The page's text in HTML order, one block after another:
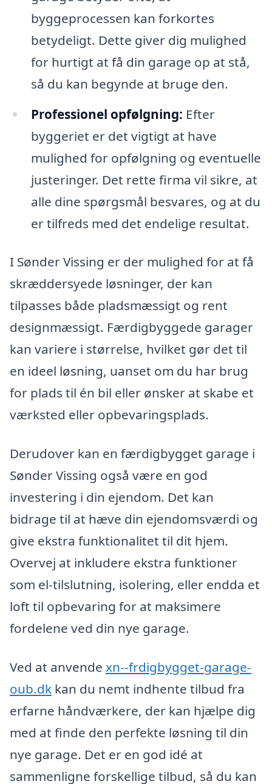
byggeprocessen kan forkortes
betydeligt. Dette giver dig mulighed
for hurtigt at få din garage op at stå,
så du kan begynde at bruge den.
Professionel opfølgning: Efter
byggeriet er det vigtigt at have
mulighed for opfølgning og eventuelle
justeringer. Det rette firma vil sikre, at
alle dine spørgsmål besvares, og at du
er tilfreds med det endelige resultat.
I Sønder Vissing er der mulighed for at få
skræddersyede løsninger, der kan
tilpasses både pladsmæssigt og rent
designmæssigt. Færdigbyggede garager
kan variere i størrelse, hvilket gør det til
en ideel løsning, uanset om du har brug
for plads til én bil eller ønsker at skabe et
værksted eller opbevaringsplads.
Derudover kan en færdigbygget garage i
Sønder Vissing også være en god
investering i din ejendom. Det kan
bidrage til at hæve din ejendomsværdi og
give ekstra funktionalitet til dit hjem.
Overvej at inkludere ekstra funktioner
som el-tilslutning, isolering, eller endda et
loft til opbevaring for at maksimere
fordelene ved din nye garage.
Ved at anvende xn--frdigbygget-garage-
oub.dk kan du nemt indhente tilbud fra
erfarne håndværkere, der kan hjælpe dig
med at finde den perfekte løsning til din
nye garage. Det er en god idé at
sammenligne forskellige tilbud, så du kan